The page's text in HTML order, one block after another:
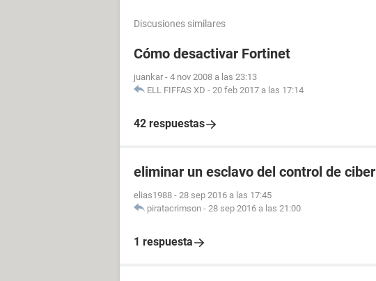
Discusiones similares
Cómo desactivar Fortinet
juankar - 4 nov 2008 a las 23:13
ELL FIFFAS XD - 20 feb 2017 a las 17:14
42 respuestas
eliminar un esclavo del control de ciber
elias1988 - 28 sep 2016 a las 17:45
piratacrimson - 28 sep 2016 a las 21:00
1 respuesta